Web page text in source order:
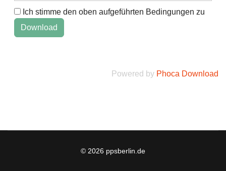
This web space is a project of my spare time and not
intended to make money with it. It is not wanted to harm
anyone. If you find errors or anything else, please
Ich stimme den oben aufgeführten Bedingungen zu
Powered by Phoca Download
© 2026 ppsberlin.de